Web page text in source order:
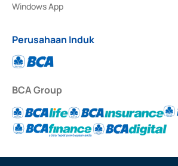
Windows App
Perusahaan Induk
BCA Group